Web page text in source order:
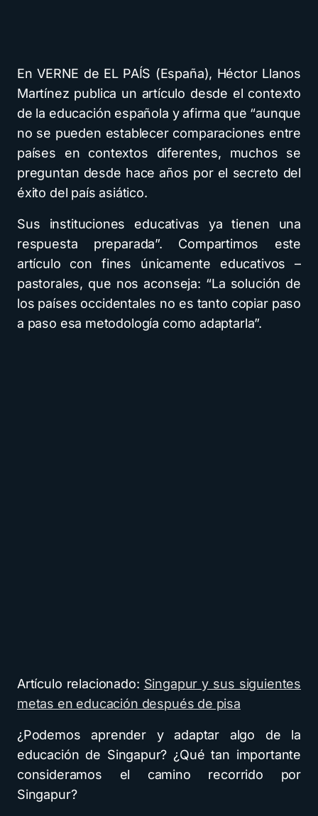
En VERNE de EL PAÍS (España), Héctor Llanos
Martínez publica un artículo desde el contexto
de la educación española y afirma que “aunque
no se pueden establecer comparaciones entre
países en contextos diferentes, muchos se
preguntan desde hace años por el secreto del
éxito del país asiático.
Sus instituciones educativas ya tienen una
respuesta preparada”. Compartimos este
artículo con fines únicamente educativos –
pastorales, que nos aconseja: “La solución de
los países occidentales no es tanto copiar paso
a paso esa metodología como adaptarla”.
Artículo relacionado: Singapur y sus siguientes
metas en educación después de pisa
¿Podemos aprender y adaptar algo de la
educación de Singapur? ¿Qué tan importante
consideramos el camino recorrido por
Singapur?